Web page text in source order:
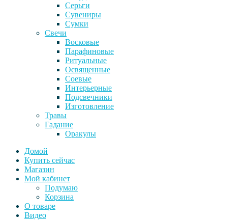
Серьги
Сувениры
Сумки
Свечи
Восковые
Парафиновые
Ритуальные
Освященные
Соевые
Интерьерные
Подсвечники
Изготовление
Травы
Гадание
Оракулы
Домой
Купить сейчас
Магазин
Мой кабинет
Подумаю
Корзина
О товаре
Видео